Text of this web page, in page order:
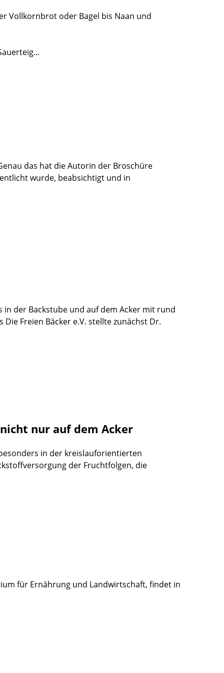
Vollkornbrot oder Bagel bis Naan und
das hat die Autorin der Broschüre
wurde, beabsichtigt und in
in der Backstube und auf dem Acker mit rund
Freien Bäcker e.V. stellte zunächst Dr.
nur auf dem Acker
in der kreislauforientierten
der Fruchtfolgen, die
für Ernährung und Landwirtschaft, findet in